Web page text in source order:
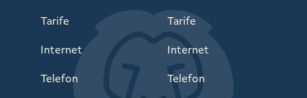
Tarife
Internet
Telefon
Tarife
Internet
Telefon